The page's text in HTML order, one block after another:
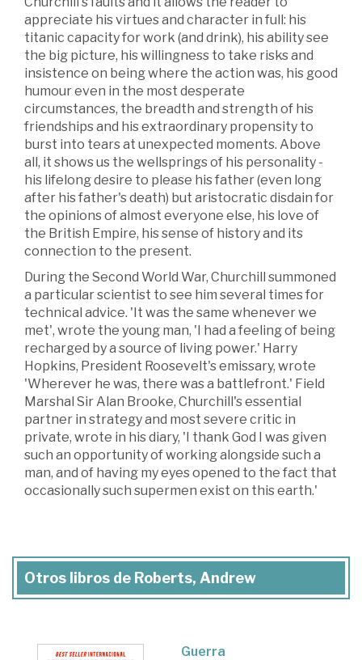
appreciate his virtues and character in full: his
titanic capacity for work (and drink), his ability see
the big picture, his willingness to take risks and
insistence on being where the action was, his good
humour even in the most desperate
circumstances, the breadth and strength of his
friendships and his extraordinary propensity to
burst into tears at unexpected moments. Above
all, it shows us the wellsprings of his personality -
his lifelong desire to please his father (even long
after his father's death) but aristocratic disdain for
the opinions of almost everyone else, his love of
the British Empire, his sense of history and its
connection to the present.
During the Second World War, Churchill summoned
a particular scientist to see him several times for
technical advice. 'It was the same whenever we
met', wrote the young man, 'I had a feeling of being
recharged by a source of living power.' Harry
Hopkins, President Roosevelt's emissary, wrote
'Wherever he was, there was a battlefront.' Field
Marshal Sir Alan Brooke, Churchill's essential
partner in strategy and most severe critic in
private, wrote in his diary, 'I thank God I was given
such an opportunity of working alongside such a
man, and of having my eyes opened to the fact that
occasionally such supermen exist on this earth.'
Otros libros de Roberts, Andrew
Guerra